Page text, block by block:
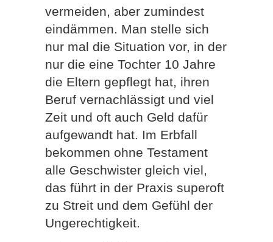
vermeiden, aber zumindest
eindämmen. Man stelle sich
nur mal die Situation vor, in der
nur die eine Tochter 10 Jahre
die Eltern gepflegt hat, ihren
Beruf vernachlässigt und viel
Zeit und oft auch Geld dafür
aufgewandt hat. Im Erbfall
bekommen ohne Testament
alle Geschwister gleich viel,
das führt in der Praxis superoft
zu Streit und dem Gefühl der
Ungerechtigkeit.